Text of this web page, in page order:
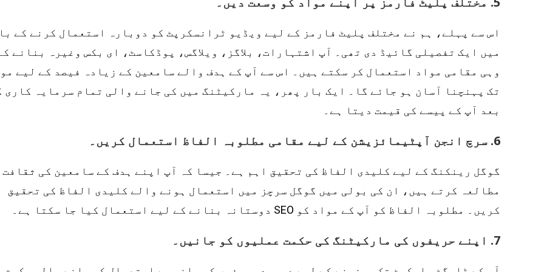
اس سے پہلے، ہم نے مختلف پلیٹ فارمز کے لیے ویڈیو ٹرانسکرپٹ کو دوبارہ استعمال کرنے کے
میں ایک تفصیلی گائیڈ دی تھی۔ آپ اشتہارات، بلاگز، ویلاگس، پوڈکاسٹ، ای بکس وغیرہ بنانے
وہی مقامی مواد استعمال کر سکتے ہیں۔ اس سے آپ کے ہدف والے سامعین کے زیادہ فیصد کے لیے
تک پہنچنا آسان ہو جائے گا۔ ایک بار پھر، یہ مارکیٹنگ میں کی جانے والی تمام سرمایہ کاری
بعد آپ کے پیسے کی قیمت دیتا ہے۔
6. سرچ انجن آپٹیمائزیشن کے لیے مقامی مطلوبہ الفاظ استعمال کریں۔
گوگل رینکنگ کے لیے کلیدی الفاظ کی تحقیق اہم ہے۔ جیسا کہ آپ اپنے ہدف کے سامعین کی ثقافت
مطالعہ کرتے ہیں، ان کی بولی میں گوگل سرچز میں استعمال ہونے والے کلیدی الفاظ کی تحقیق
کریں۔ مطلوبہ الفاظ کو آپ کے مواد کو SEO دوستانہ بنانے کے لیے استعمال کیا جا سکتا ہے۔
7. اپنے حریفوں کی مارکیٹنگ کی حکمت عملیوں کو جانیں۔